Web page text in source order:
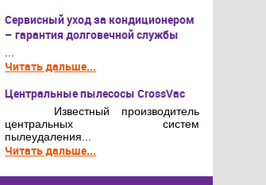
Сервисный уход за кондиционером
– гарантия долговечной службы
Читать дальше...
Центральные пылесосы CrossVac
Известный производитель
центральных систем
пылеудаления...
Читать дальше...